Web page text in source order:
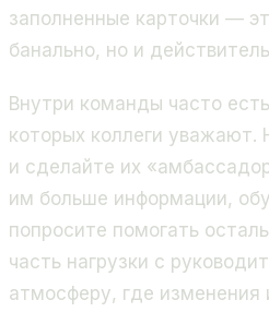
заполненные карточки —
банально, но и
Внутри команды часто
которых коллеги уважают.
и сделайте их
им больше информации,
попросите помогать
часть нагрузки с
атмосферу, где изменения